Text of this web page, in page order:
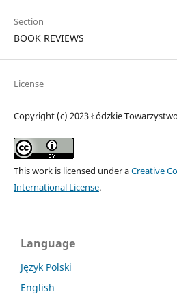
Section
BOOK REVIEWS
License
Copyright (c) 2023 Łódzkie
This work is licensed under aCreative
International License.
Language
Język Polski
English